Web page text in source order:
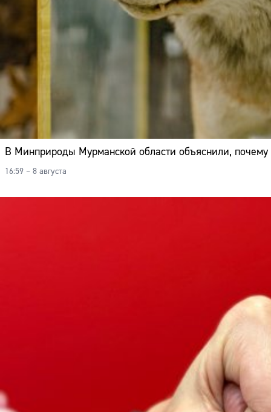
В Минприроды Мурманской области объяснили, почему
16:59 – 8 августа